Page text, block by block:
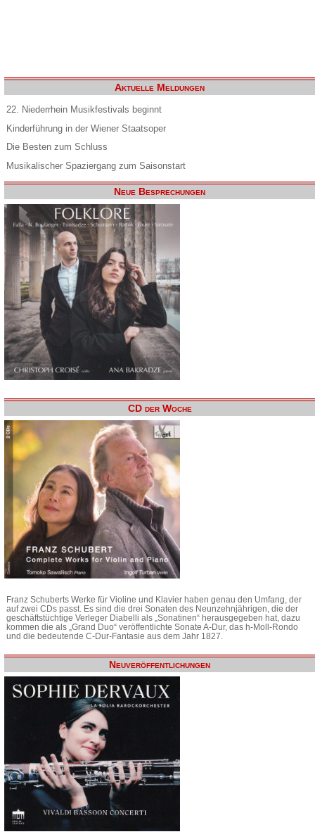
Aktuelle Meldungen
22. Niederrhein Musikfestivals beginnt
Kinderführung in der Wiener Staatsoper
Die Besten zum Schluss
Musikalischer Spaziergang zum Saisonstart
Neue Besprechungen
CD der Woche
Franz Schuberts Werke für Violine und Klavier haben genau den Umfang, der
auf zwei CDs passt. Es sind die drei Sonaten des Neunzehnjährigen, die der
geschäftstüchtige Verleger Diabelli als „Sonatinen“ herausgegeben hat, dazu
kommen die als „Grand Duo“ veröffentlichte Sonate A-Dur, das h-Moll-Rondo
und die bedeutende C-Dur-Fantasie aus dem Jahr 1827.
Neuveröffentlichungen